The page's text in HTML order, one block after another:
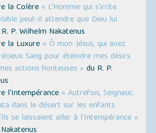
la Colère « L’Homme qui s'irrite
peut-il attendre que Dieu lui
P. Wilhelm Nakatenus
la Luxure « Ô mon Jésus, qui avez
Sang pour éteindre mes désirs
actions honteuses » du R. P.
l'Intempérance « Autrefois, Seigneur,
dans le désert sur les enfants
se laissaient aller à l'Intempérance »